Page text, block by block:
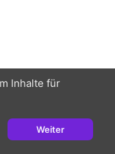
Inhalte für
Weiter